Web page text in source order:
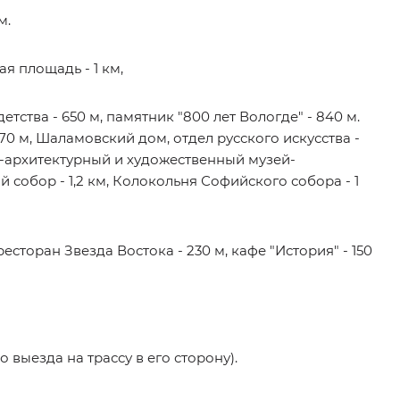
площадь - 1 км,
- 650 м, памятник "800 лет Вологде" - 840 м.
м, Шаламовский дом, отдел русского искусства -
и художественный музей-
- 1,2 км, Колокольня Софийского собора - 1
Звезда Востока - 230 м, кафе "История" - 150
выезда на трассу в его сторону).